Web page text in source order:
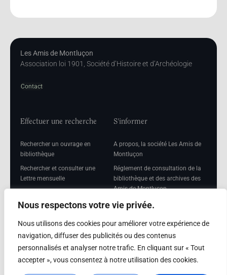
Nous respectons votre vie privée.
Nous utilisons des cookies pour améliorer votre expérience de
navigation, diffuser des publicités ou des contenus
personnalisés et analyser notre trafic. En cliquant sur « Tout
accepter », vous consentez à notre utilisation des cookies.
Les Amis de Montluçon
Association loi 1901, Société d’Histoire et d’Archéologie
Contact
Effectuer une recherche
Rechercher un ouvrage en
bibliothèque
Rechercher et consulter une
Lettre mensuelle
mensuelle
S'informer
A propos, la société Les Amis de
Montluçon
Réglement de consultation de la
bibliothèque et des archives des
Amis de Montluçon
Mentions légales
Adhérer